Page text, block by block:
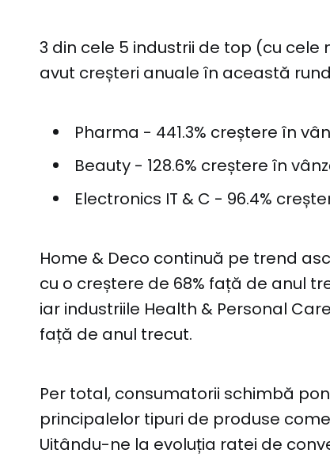
3 din cele 5 industrii de top (cu
avut creșteri anuale în această
Pharma - 441.3% creștere în
Beauty - 128.6% creștere în
Electronics IT & C - 96.4%
Home & Deco continuă pe trend
cu o creștere de 68% față de anul
iar industriile Health & Personal
față de anul trecut.
Per total, consumatorii schimbă
principalelor tipuri de produse
Uitându-ne la evoluția ratei de